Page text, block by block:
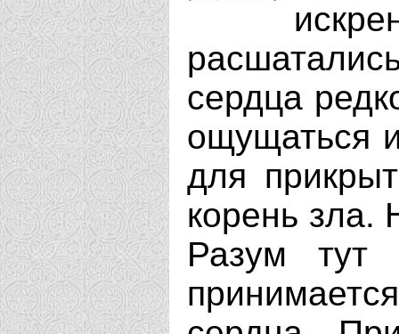
сердца
ощущаться
для
корень зла.
Разум тут